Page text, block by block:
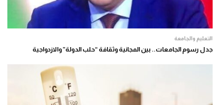
التعليم والجامعة
جدل رسوم الجامعات.. بين المجانية وثقافة “حلب الدولة” والازدواجية